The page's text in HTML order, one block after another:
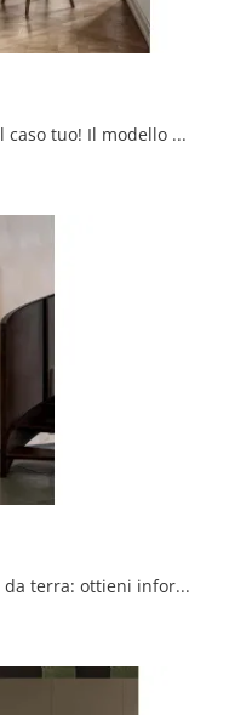
Ecco la lampada moderna che fa al caso tuo! Il modello Rivalto da terra è una delle nostre lampade da terra di Tonin Casa.
Illuminazione moderna e lampade da terra: ottieni informazioni sulla lampada Miss da terra in metallo che ti presentiamo.